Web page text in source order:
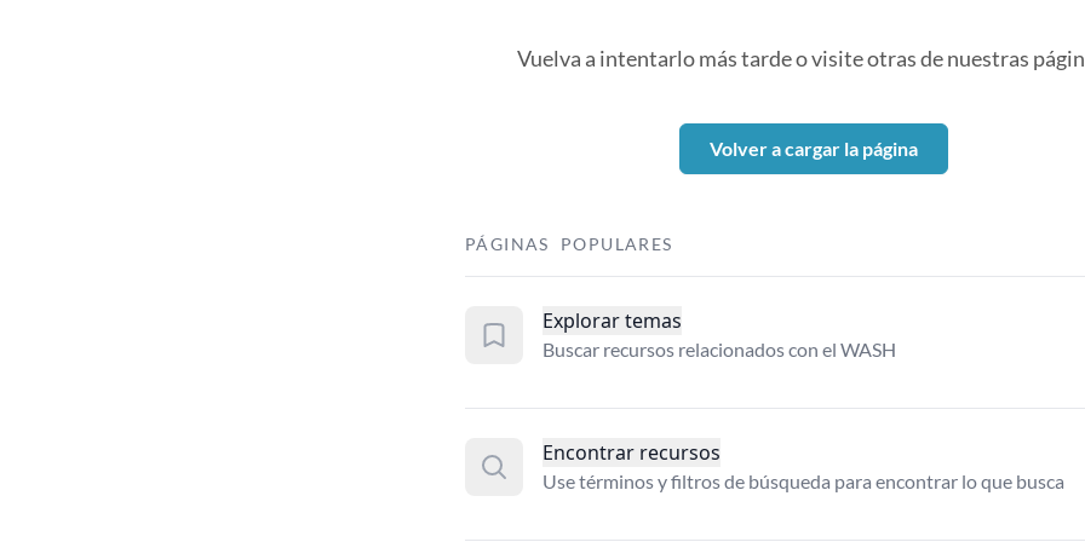
Vuelva a intentarlo más tarde o visite otras de nuestras
Volver a cargar la página
PÁGINAS POPULARES
Explorar temas
Buscar recursos relacionados con el WASH
Encontrar recursos
Use términos y filtros de búsqueda para encontrar lo que busca